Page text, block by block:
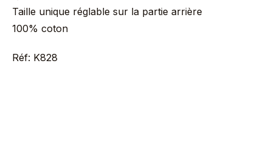
Taille unique réglable sur la partie arrière
100% coton
Réf: K828